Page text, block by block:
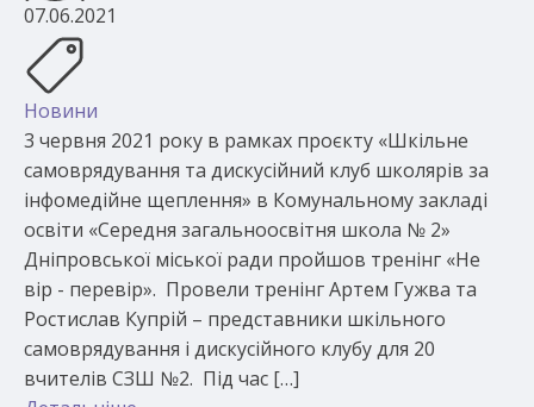
07.06.2021
Новини
3 червня 2021 року в рамках проєкту «Шкільне
самоврядування та дискусійний клуб школярів за
інфомедійне щеплення» в Комунальному закладі
освіти «Середня загальноосвітня школа № 2»
Дніпровської міської ради пройшов тренінг «Не
вір - перевір». Провели тренінг Артем Гужва та
Ростислав Купрій – представники шкільного
самоврядування і дискусійного клубу для 20
вчителів СЗШ №2. Під час […]